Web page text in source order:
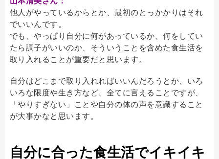
他人がやっているからとか、最初のとっかかりはそれ
でいいんです。
でも、やっぱり自分に何があっているか、何をしてい
たら調子がいいのか、そういうことを含めた食生活を
取り入れることが重要だと思います。
自分はどこまで取り入れればいいんだろうとか、いろ
いろな限度や生き方など、全てに言えることですが、
「やりすぎない」ことや自分の体の声を意識すること
が大事かなと思います。
自分に合った食生活でイキイキ